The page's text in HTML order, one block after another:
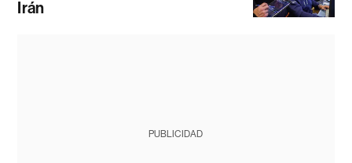
Irán
PUBLICIDAD